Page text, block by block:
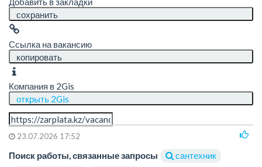
сохранить
Ссылка на вакансию
копировать
Компания в 2Gis
открыть 2Gis
23.07.2026 17:52
Поиск работы, связанные запросы
сантехник